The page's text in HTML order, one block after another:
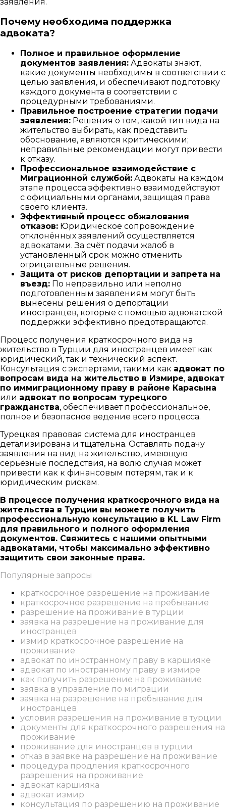
Почему необходима поддержка
адвоката?
Полное и правильное оформление
документов заявления: Адвокаты знают,
какие документы необходимы в соответствии с
целью заявления, и обеспечивают подготовку
каждого документа в соответствии с
процедурными требованиями.
Правильное построение стратегии подачи
заявления: Решения о том, какой тип вида на
жительство выбирать, как представить
обоснование, являются критическими;
неправильные рекомендации могут привести
к отказу.
Профессиональное взаимодействие с
Миграционной службой: Адвокаты на каждом
этапе процесса эффективно взаимодействуют
с официальными органами, защищая права
своего клиента.
Эффективный процесс обжалования
отказов: Юридическое сопровождение
отклонённых заявлений осуществляется
адвокатами. За счёт подачи жалоб в
установленный срок можно отменить
отрицательные решения.
Защита от рисков депортации и запрета на
въезд: По неправильно или неполно
подготовленным заявлениям могут быть
вынесены решения о депортации
иностранцев, которые с помощью адвокатской
поддержки эффективно предотвращаются.
Процесс получения краткосрочного вида на
жительство в Турции для иностранцев имеет как
юридический, так и технический аспект.
Консультация с экспертами, такими как адвокат по
вопросам вида на жительство в Измире, адвокат
по иммиграционному праву в районе Карасына
или адвокат по вопросам турецкого
гражданства, обеспечивает профессиональное,
полное и безопасное ведение всего процесса.
Турецкая правовая система для иностранцев
детализирована и тщательна. Оставлять подачу
заявления на вид на жительство, имеющую
серьёзные последствия, на волю случая может
привести как к финансовым потерям, так и к
юридическим рискам.
В процессе получения краткосрочного вида на
жительства в Турции вы можете получить
профессиональную консультацию в KL Law Firm
для правильного и полного оформления
документов. Свяжитесь с нашими опытными
адвокатами, чтобы максимально эффективно
защитить свои законные права.
Популярные запросы
краткосрочное разрешение на проживание
краткосрочное разрешение на пребывание
разрешение на проживание в турции
заявка на разрешение на проживание для
иностранцев
измир краткосрочное разрешение на
проживание
адвокат по иностранному праву в каршияке
адвокат по иностранному праву в измире
как получить разрешение на проживание
заявка в управление по миграции
заявка на разрешение на пребывание для
иностранцев
условия разрешения на проживание в турции
документы для краткосрочного разрешения на
проживание
проживание для иностранцев в турции
отказ в заявке на разрешение на проживание
процедура продления краткосрочного
разрешения на проживание
адвокат каршияка
адвокат измир
консультация по разрешению на проживание